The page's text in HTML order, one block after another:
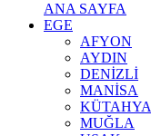
ANA SAYFA
EGE
AFYON
AYDIN
DENİZLİ
MANİSA
KÜTAHYA
MUĞLA